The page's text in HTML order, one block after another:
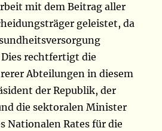
mit dem Beitrag aller
geleistet, da
rechtfertigt die
Abteilungen in diesem
der Republik, der
die sektoralen Minister
Nationalen Rates für die